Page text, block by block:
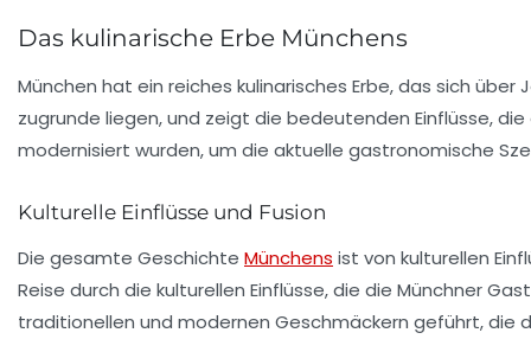
Das kulinarische Erbe Münchens
München hat ein reiches kulinarisches Erbe, das sich über
zugrunde liegen, und zeigt die bedeutenden Einflüsse,
modernisiert wurden, um die aktuelle gastronomische
Kulturelle Einflüsse und Fusion
Die gesamte Geschichte Münchens ist von kulturellen
Reise durch die kulturellen Einflüsse, die die Münchner
traditionellen und modernen Geschmäckern geführt, die